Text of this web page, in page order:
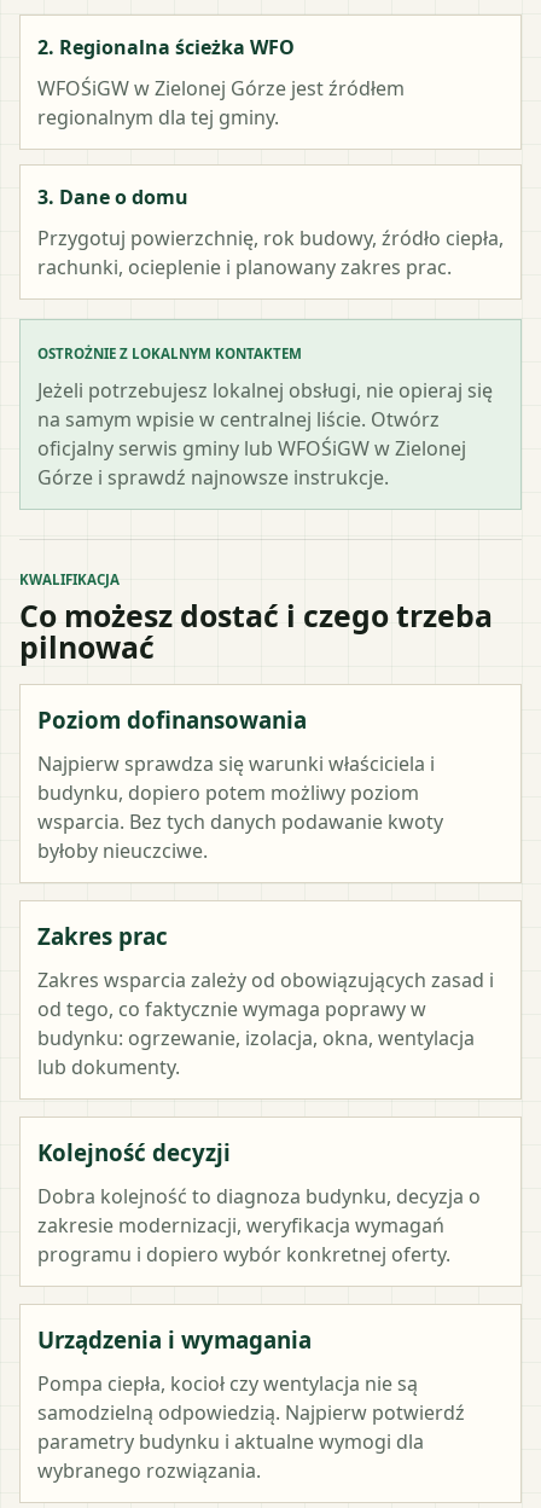
2. Regionalna ścieżka WFO
WFOŚiGW w Zielonej Górze jest źródłem
regionalnym dla tej gminy.
3. Dane o domu
Przygotuj powierzchnię, rok budowy, źródło ciepła,
rachunki, ocieplenie i planowany zakres prac.
OSTROŻNIE Z LOKALNYM KONTAKTEM
Jeżeli potrzebujesz lokalnej obsługi, nie opieraj się
na samym wpisie w centralnej liście. Otwórz
oficjalny serwis gminy lub WFOŚiGW w Zielonej
Górze i sprawdź najnowsze instrukcje.
KWALIFIKACJA
Co możesz dostać i czego trzeba
pilnować
Poziom dofinansowania
Najpierw sprawdza się warunki właściciela i
budynku, dopiero potem możliwy poziom
wsparcia. Bez tych danych podawanie kwoty
byłoby nieuczciwe.
Zakres prac
Zakres wsparcia zależy od obowiązujących zasad i
od tego, co faktycznie wymaga poprawy w
budynku: ogrzewanie, izolacja, okna, wentylacja
lub dokumenty.
Kolejność decyzji
Dobra kolejność to diagnoza budynku, decyzja o
zakresie modernizacji, weryfikacja wymagań
programu i dopiero wybór konkretnej oferty.
Urządzenia i wymagania
Pompa ciepła, kocioł czy wentylacja nie są
samodzielną odpowiedzią. Najpierw potwierdź
parametry budynku i aktualne wymogi dla
wybranego rozwiązania.